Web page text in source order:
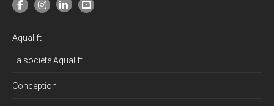
Aqualift
La société Aqualift
Conception